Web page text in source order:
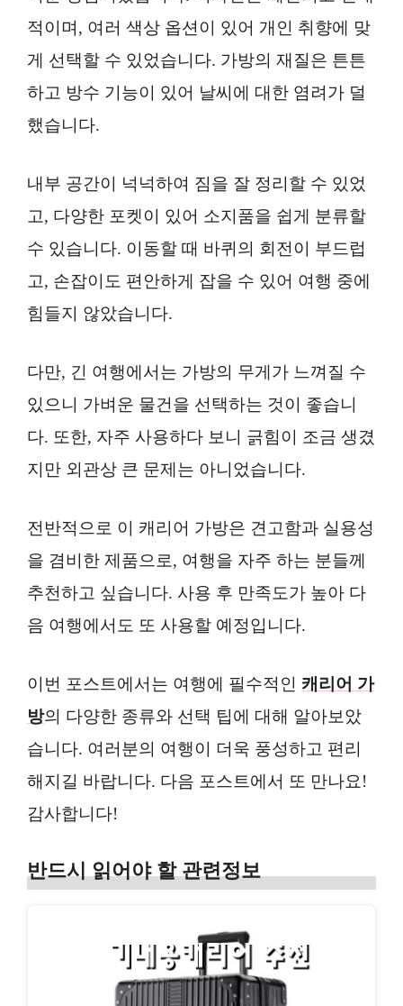
적이며, 여러 색상 옵션이 있어 개인 취향에 맞
게 선택할 수 있었습니다. 가방의 재질은 튼튼
하고 방수 기능이 있어 날씨에 대한 염려가 덜
했습니다.
내부 공간이 넉넉하여 짐을 잘 정리할 수 있었
고, 다양한 포켓이 있어 소지품을 쉽게 분류할
수 있습니다. 이동할 때 바퀴의 회전이 부드럽
고, 손잡이도 편안하게 잡을 수 있어 여행 중에
힘들지 않았습니다.
다만, 긴 여행에서는 가방의 무게가 느껴질 수
있으니 가벼운 물건을 선택하는 것이 좋습니
다. 또한, 자주 사용하다 보니 긁힘이 조금 생겼
지만 외관상 큰 문제는 아니었습니다.
전반적으로 이 캐리어 가방은 견고함과 실용성
을 겸비한 제품으로, 여행을 자주 하는 분들께
추천하고 싶습니다. 사용 후 만족도가 높아 다
음 여행에서도 또 사용할 예정입니다.
이번 포스트에서는 여행에 필수적인 캐리어 가
방의 다양한 종류와 선택 팁에 대해 알아보았
습니다. 여러분의 여행이 더욱 풍성하고 편리
해지길 바랍니다. 다음 포스트에서 또 만나요!
감사합니다!
반드시 읽어야 할 관련정보